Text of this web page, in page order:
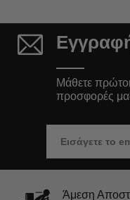
Μάθετε πρώτοι
προσφορές
Άμεση